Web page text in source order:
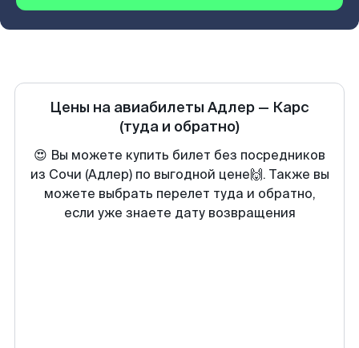
Цены на авиабилеты Адлер — Карс
(туда и обратно)
😍 Вы можете купить билет без посредников
из Сочи (Адлер) по выгодной цене🙌. Также вы
можете выбрать перелет туда и обратно,
если уже знаете дату возвращения